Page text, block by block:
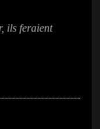
ils feraient